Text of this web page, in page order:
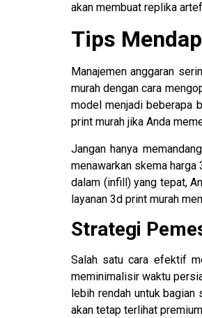
akan membuat replika
Tips
Manajemen anggaran
murah dengan cara
model menjadi beberapa
print murah jika Anda
Jangan hanya
menawarkan skema harga
dalam (infill) yang tepat,
layanan 3d print murah
Strategi
Salah satu cara efektif
meminimalisir waktu
lebih rendah untuk
akan tetap terlihat